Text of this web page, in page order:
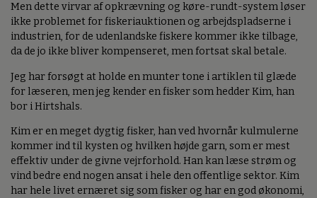
Men dette virvar af opkrævning og køre-rundt-system løser
ikke problemet for fiskeriauktionen og arbejdspladserne i
industrien, for de udenlandske fiskere kommer ikke tilbage,
da de jo ikke bliver kompenseret, men fortsat skal betale.
Jeg har forsøgt at holde en munter tone i artiklen til glæde
for læseren, men jeg kender en fisker som hedder Kim, han
bor i Hirtshals.
Kim er en meget dygtig fisker, han ved hvornår kulmulerne
kommer ind til kysten og hvilken højde garn, som er mest
effektiv under de givne vejrforhold. Han kan læse strøm og
vind bedre end nogen ansat i hele den offentlige sektor. Kim
har hele livet ernæret sig som fisker og har en god økonomi,